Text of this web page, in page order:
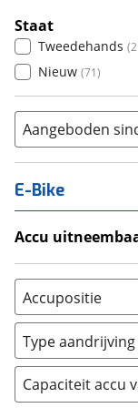
Staat
Tweedehands (
Nieuw (71)
Aangeboden
E-Bike
Accu
Nee, vast (3)
Accupositie
Bagagedrager (
Frame (6 )
Vloer (0
Achterbank (0)
Type aandrijving
Achterwiel (0)
Trapas
Capaciteit accu